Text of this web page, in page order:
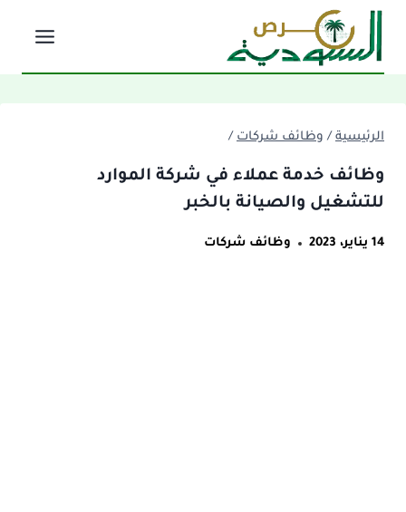
التجاوز
المحتوى
الرئيسية / وظائف شركات /
وظائف خدمة عملاء في شركة الموارد
للتشغيل والصيانة بالخبر
14 يناير، 2023 وظائف شركات